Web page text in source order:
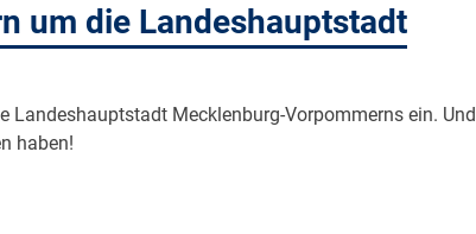
um die Landeshauptstadt
Landeshauptstadt Mecklenburg-Vorpommerns ein. Und
haben!